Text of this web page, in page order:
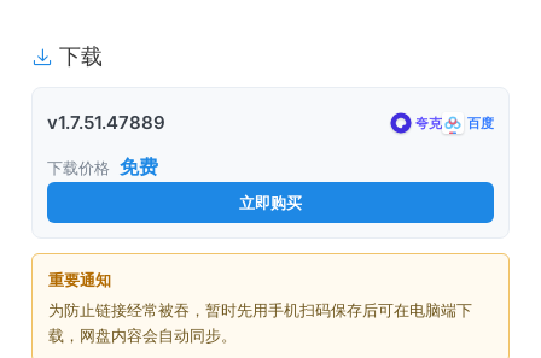
下载
v1.7.51.47889 夸克 百度
下载价格 免费
立即购买
重要通知
为防止链接经常被吞，暂时先用手机扫码保存后可在电脑端下
载，网盘内容会自动同步。